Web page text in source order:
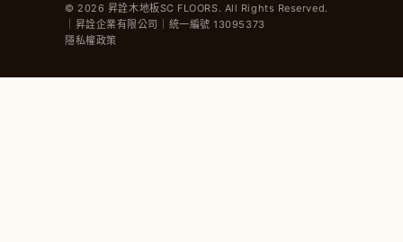
© 2026 昇詮木地板SC FLOORS. All Rights Reserved.
｜昇詮企業有限公司｜統一編號 13095373
隱私權政策